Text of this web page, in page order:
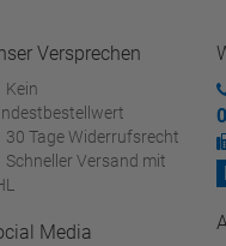
Versprechen
Kein
30 Tage Widerrufsrecht
Schneller Versand mit
Media
0